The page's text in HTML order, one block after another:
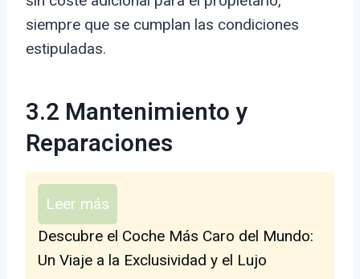
siempre que se cumplan las condiciones
estipuladas.
3.2 Mantenimiento y
Reparaciones
Leer más
Descubre el Coche Más Caro del Mundo:
Un Viaje a la Exclusividad y el Lujo